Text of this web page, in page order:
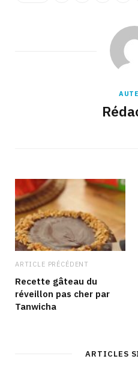
ARTICLE PRÉCÉDENT
Recette gâteau du
réveillon pas cher par
Tanwicha
ARTICLES